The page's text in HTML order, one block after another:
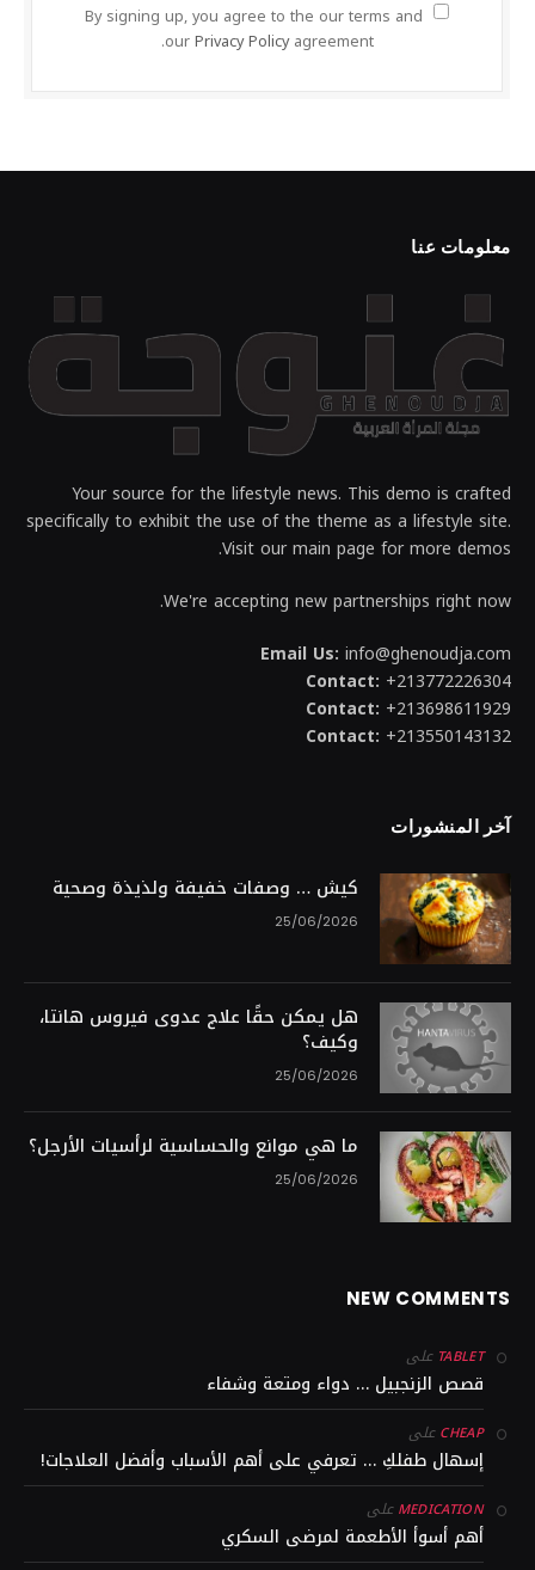
By signing up, you agree to the our terms and
ourPrivacy Policyagreement.
معلومات عنا
Your source for the lifestyle news. This demo is crafted
specifically to exhibit the use of the theme as a lifestyle site.
Visit our main page for more demos.
We're accepting new partnerships right now.
Email Us: info@ghenoudja.com
Contact: +213772226304
Contact: +213698611929
Contact: +213550143132
آخر المنشورات
كيش … وصفات خفيفة ولذيذة وصحية
25/06/2026
هل يمكن حقًا علاج عدوى فيروس هانتا،
وكيف؟
25/06/2026
ما هي موانع والحساسية لرأسيات الأرجل؟
25/06/2026
NEW COMMENTS
TABLET على
قصص الزنجبيل … دواء ومتعة وشفاء
CHEAPعلى
إسهال طفلكِ … تعرفي على أهم الأسباب وأفضل العلاجات!
MEDICATIONعلى
أهم أسوأ الأطعمة لمرضى السكري